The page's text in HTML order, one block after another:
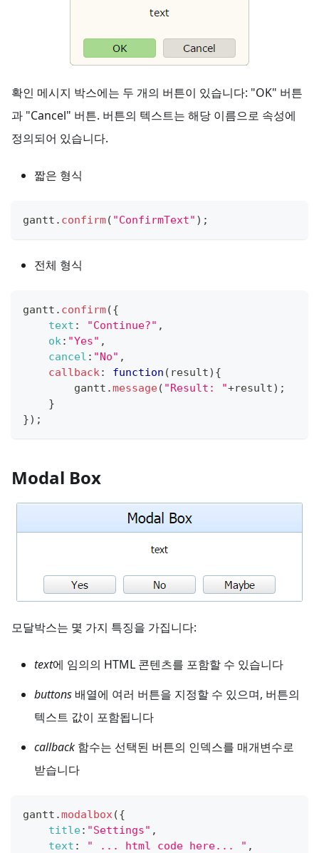
확인 메시지 박스에는 두 개의 버튼이 있습니다: "OK" 버튼
과 "Cancel" 버튼. 버튼의 텍스트는 해당 이름으로 속성에
정의되어 있습니다.
짧은 형식
gantt . confirm( "ConfirmText" ) ;
전체 형식
gantt . confirm({
text : "Continue?" ,
ok: "Yes" ,
cancel : "No" ,
callback: function ( result) {
        gantt
.message( "Result: "+result) ;
}
}) ;
Modal Box
모달박스는 몇 가지 특징을 가집니다:
text에 임의의 HTML 콘텐츠를 포함할 수 있습니다
buttons 배열에 여러 버튼을 지정할 수 있으며, 버튼의
텍스트 값이 포함됩니다
callback 함수는 선택된 버튼의 인덱스를 매개변수로
받습니다
gantt .modalbox({
title: "Settings" ,
text : " ... html code here... " ,